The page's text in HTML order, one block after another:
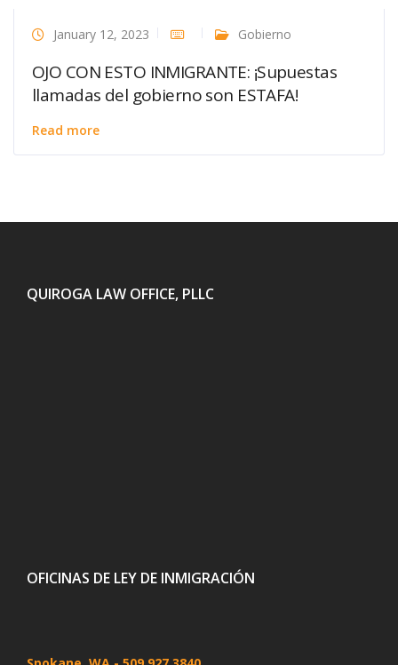
January 12, 2023 Gobierno
OJO CON ESTO INMIGRANTE: ¡Supuestas
llamadas del gobierno son ESTAFA!
Read more
QUIROGA LAW OFFICE, PLLC
OFICINAS DE LEY DE INMIGRACIÓN